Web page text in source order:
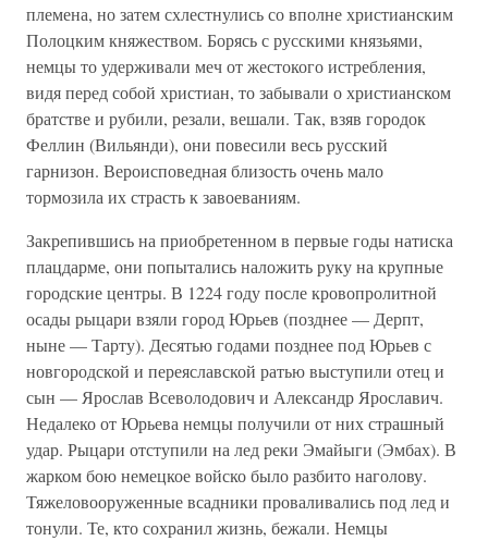
племена, но затем схлестнулись со вполне христианским
Полоцким княжеством. Борясь с русскими князьями,
немцы то удерживали меч от жестокого истребления,
видя перед собой христиан, то забывали о христианском
братстве и рубили, резали, вешали. Так, взяв городок
Феллин (Вильянди), они повесили весь русский
гарнизон. Вероисповедная близость очень мало
тормозила их страсть к завоеваниям.
Закрепившись на приобретенном в первые годы натиска
плацдарме, они попытались наложить руку на крупные
городские центры. В 1224 году после кровопролитной
осады рыцари взяли город Юрьев (позднее — Дерпт,
ныне — Тарту). Десятью годами позднее под Юрьев с
новгородской и переяславской ратью выступили отец и
сын — Ярослав Всеволодович и Александр Ярославич.
Недалеко от Юрьева немцы получили от них страшный
удар. Рыцари отступили на лед реки Эмайыги (Эмбах). В
жарком бою немецкое войско было разбито наголову.
Тяжеловооруженные всадники проваливались под лед и
тонули. Те, кто сохранил жизнь, бежали. Немцы